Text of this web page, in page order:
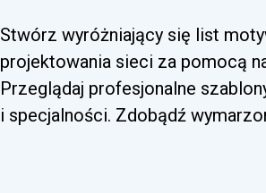
Stwórz wyróżniający się list
projektowania sieci za pomocą
Przeglądaj profesjonalne
i specjalności. Zdobądź